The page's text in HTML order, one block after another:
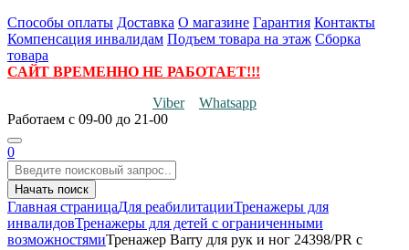
Способы оплаты Доставка О магазине Гарантия Контакты
Компенсация инвалидам Подъем товара на этаж Сборка
товара
САЙТ ВРЕМЕННО НЕ РАБОТАЕТ!!!
Viber
Whatsapp
Работаем с 09-00 до 21-00
0
Начать поиск
Главная страницаДля реабилитацииТренажеры для
инвалидовТренажеры для детей с ограниченными
возможностямиТренажер Barry для рук и ног 24398/PR с